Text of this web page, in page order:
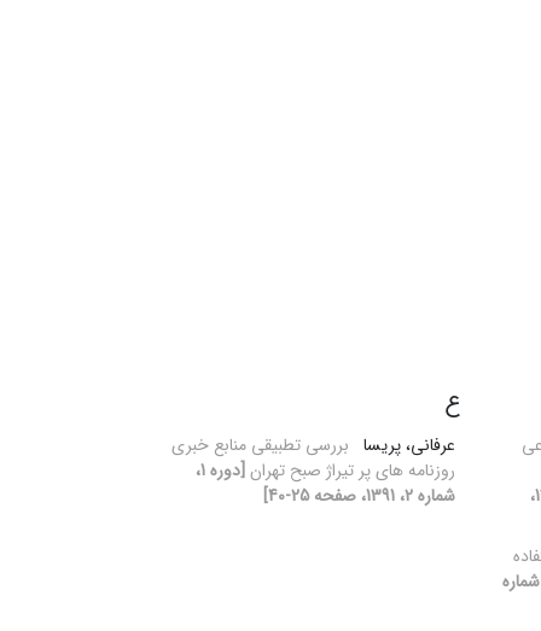
[دوره 1، شماره 2، 1391،
1، شماره
ع
عرفانی، پریسا بررسی تطبیقی منابع خبری
روزنامه های پر تیراژ صبح تهران
[دوره 1،
شماره 2، 1391، صفحه 25-40]